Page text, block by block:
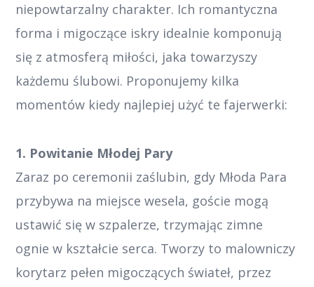
niepowtarzalny charakter. Ich romantyczna
forma i migoczące iskry idealnie komponują
się z atmosferą miłości, jaka towarzyszy
każdemu ślubowi. Proponujemy kilka
momentów kiedy najlepiej użyć te fajerwerki:
1. Powitanie Młodej Pary
Zaraz po ceremonii zaślubin, gdy Młoda Para
przybywa na miejsce wesela, goście mogą
ustawić się w szpalerze, trzymając zimne
ognie w kształcie serca. Tworzy to malowniczy
korytarz pełen migoczących świateł, przez